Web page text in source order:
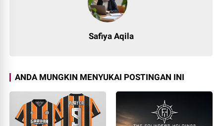
Safiya Aqila
ANDA MUNGKIN MENYUKAI POSTINGAN INI